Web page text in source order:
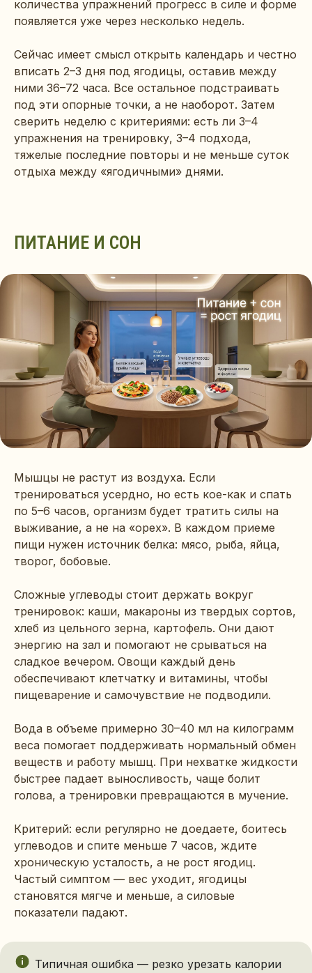
количества упражнений прогресс в силе и форме
появляется уже через несколько недель.
Сейчас имеет смысл открыть календарь и честно
вписать 2–3 дня под ягодицы, оставив между
ними 36–72 часа. Все остальное подстраивать
под эти опорные точки, а не наоборот. Затем
сверить неделю с критериями: есть ли 3–4
упражнения на тренировку, 3–4 подхода,
тяжелые последние повторы и не меньше суток
отдыха между «ягодичными» днями.
ПИТАНИЕ И СОН
Мышцы не растут из воздуха. Если
тренироваться усердно, но есть кое-как и спать
по 5–6 часов, организм будет тратить силы на
выживание, а не на «орех». В каждом приеме
пищи нужен источник белка: мясо, рыба, яйца,
творог, бобовые.
Сложные углеводы стоит держать вокруг
тренировок: каши, макароны из твердых сортов,
хлеб из цельного зерна, картофель. Они дают
энергию на зал и помогают не срываться на
сладкое вечером. Овощи каждый день
обеспечивают клетчатку и витамины, чтобы
пищеварение и самочувствие не подводили.
Вода в объеме примерно 30–40 мл на килограмм
веса помогает поддерживать нормальный обмен
веществ и работу мышц. При нехватке жидкости
быстрее падает выносливость, чаще болит
голова, а тренировки превращаются в мучение.
Критерий: если регулярно не доедаете, боитесь
углеводов и спите меньше 7 часов, ждите
хроническую усталость, а не рост ягодиц.
Частый симптом — вес уходит, ягодицы
становятся мягче и меньше, а силовые
показатели падают.
Типичная ошибка — резко урезать калории